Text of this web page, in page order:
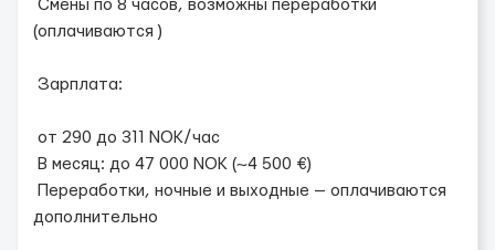
Смены по 8 часов, возможны переработки
(оплачиваются )
Зарплата:
от 290 до 311 NOK/час
В месяц: до 47 000 NOK (~4 500 €)
Переработки, ночные и выходные — оплачиваются
дополнительно